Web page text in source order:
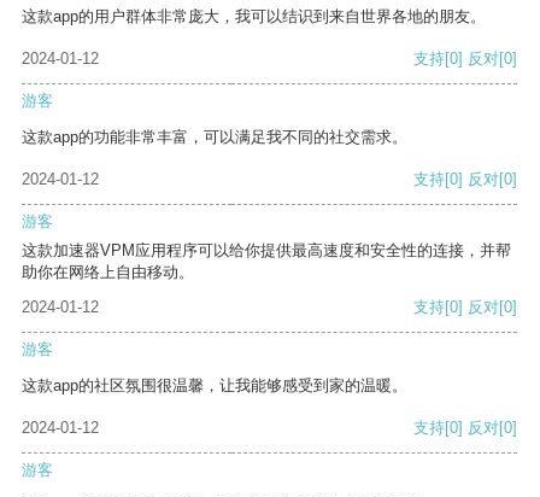
这款app的用户群体非常庞大，我可以结识到来自世界各地的朋友。
2024-01-12 支持[0] 反对[0]
游客
这款app的功能非常丰富，可以满足我不同的社交需求。
2024-01-12 支持[0] 反对[0]
游客
这款加速器VPM应用程序可以给你提供最高速度和安全性的连接，并帮
助你在网络上自由移动。
2024-01-12
支持[0] 反对[0]
游客
这款app的社区氛围很温馨，让我能够感受到家的温暖。
2024-01-12 支持[0] 反对[0]
游客